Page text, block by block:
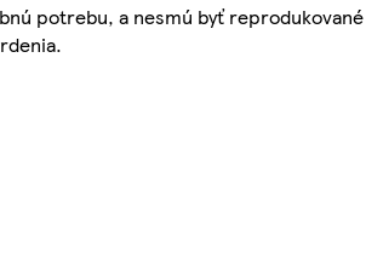
potrebu, a nesmú byť